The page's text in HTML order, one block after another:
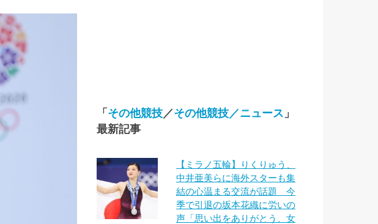
「 その他競技／その他競技／ニュース 」
最新記事
【ミラノ五輪】りくりゅう、
中井亜美らに海外スターも集
結の心温まる交流が話題 今
季で引退の坂本花織に労いの
声「思い出をありがとう、女